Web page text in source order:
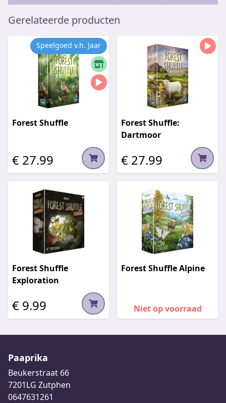
Gerelateerde producten
Speelgoed v.h. Jaar
Forest Shuffle
€ 27.99
Forest Shuffle:
Dartmoor
€ 27.99
Forest Shuffle
Exploration
€ 9.99
Forest Shuffle Alpine
Niet op voorraad
Paaprika
Beukerstraat 66
7201LG Zutphen
0647631261